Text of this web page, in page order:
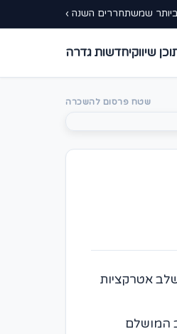
שמשתחררים השנה ›
שיווקיחדשות גדרה
שטח פרסום להשכרה
אטרקציות
המושלם